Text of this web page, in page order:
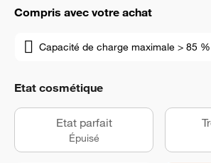
Compris avec votre achat
Capacité de charge maximale > 85 %
Etat cosmétique
Etat parfait
Épuisé